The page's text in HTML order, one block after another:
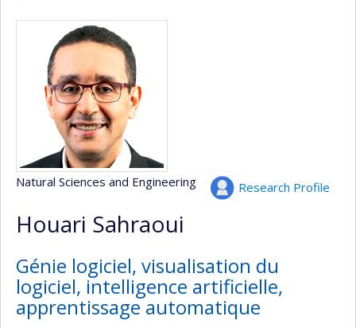
Research Profile
Natural Sciences and Engineering
Houari Sahraoui
Génie logiciel, visualisation du
logiciel, intelligence artificielle,
apprentissage automatique